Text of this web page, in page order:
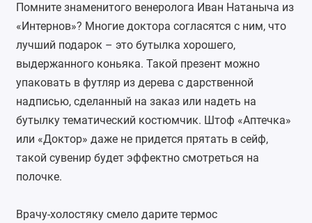
Помните знаменитого венеролога Иван Натаныча из
«Интернов»? Многие доктора согласятся с ним, что
лучший подарок – это бутылка хорошего,
выдержанного коньяка. Такой презент можно
упаковать в футляр из дерева с дарственной
надписью, сделанный на заказ или надеть на
бутылку тематический костюмчик. Штоф «Аптечка»
или «Доктор» даже не придется прятать в сейф,
такой сувенир будет эффектно смотреться на
полочке.
Врачу-холостяку смело дарите термос